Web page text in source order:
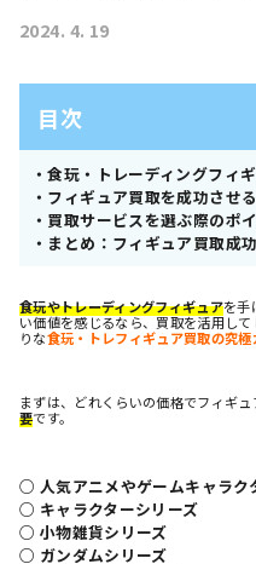
2024. 4. 19
目次
・食玩・トレーディングフィ
・フィギュア買取を成功させ
・買取サービスを選ぶ際のポ
・まとめ：フィギュア買取成
食玩やトレーディングフィギュアを手
い価値を感じるなら、買取を活用し
りな食玩・トレフィギュア買取の究
まずは、どれくらいの価格でフィギ
要です。
○ 人気アニメやゲームキャラク
○ キャラクターシリーズ
○ 小物雑貨シリーズ
○ ガンダムシリーズ